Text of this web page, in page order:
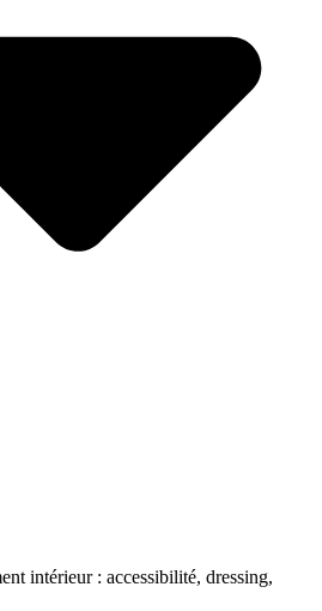
intérieur : accessibilité, dressing,